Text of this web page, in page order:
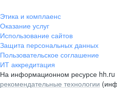
Этика и комплаенс
Оказание услуг
Использование сайтов
Защита персональных данных
Пользовательское соглашение
ИТ аккредитация
На информационном ресурсе hh.ru
рекомендательные технологии